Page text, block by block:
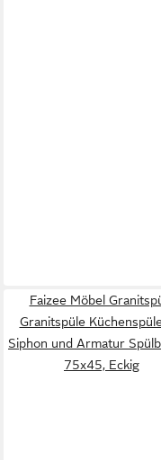
Faizee Möbel
Granitspüle
Siphon und Armatur
75x45, Eckig